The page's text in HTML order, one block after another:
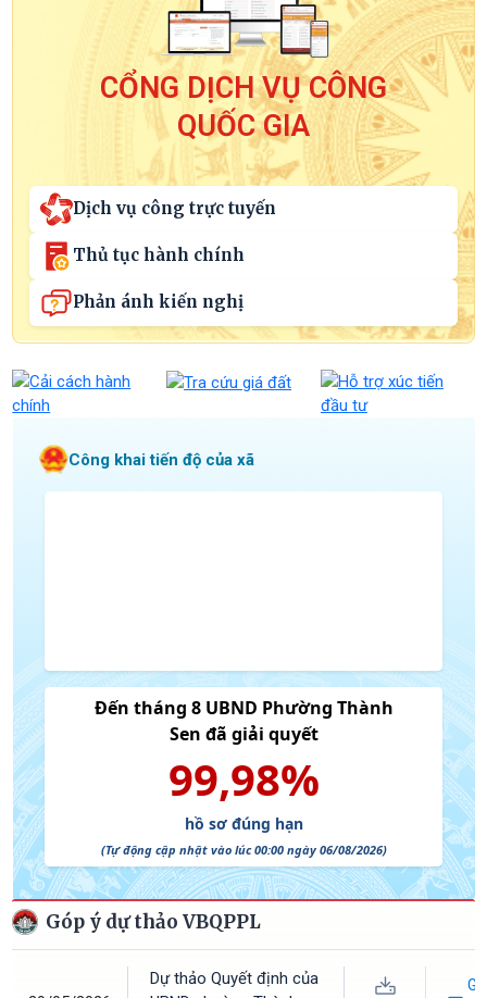
CỔNG DỊCH VỤ CÔNG
QUỐC GIA
Dịch vụ công trực tuyến
Thủ tục hành chính
Phản ánh kiến nghị
Công khai tiến độ của xã
Góp ý dự thảo VBQPPL
Dự thảo Quyết định của